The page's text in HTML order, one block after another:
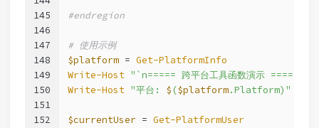
145
146
147
148
149
150
151
152
#endregion
# 使用示例
$platform = Get-PlatformInfo
Write-Host "`n===== 跨平台工具函数演示 ====="
Write-Host "平台: $ ($platform.Platform)"
$currentUser = Get-PlatformUser